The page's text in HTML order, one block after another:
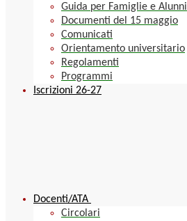
Guida per Famiglie e Alunni
Documenti del 15 maggio
Comunicati
Orientamento universitario
Regolamenti
Programmi
Iscrizioni 26-27
Docenti/ATA
Circolari